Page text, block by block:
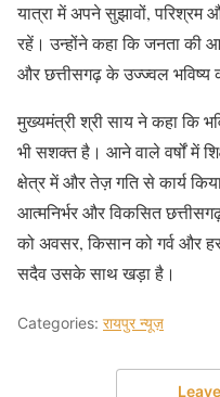
यात्रा में अपने सुझावों, परिश्रम
रहें। उन्होंने कहा कि जनता की
और छत्तीसगढ़ के उज्ज्वल भविष्य
मुख्यमंत्री श्री साय ने कहा कि
भी सशक्त है। आने वाले वर्षों में
क्षेत्र में और तेज़ गति से कार्य
आत्मनिर्भर और विकसित
को अवसर, किसान को गर्व और
सदैव उसके साथ खड़ा है।
Categories: रायपुर न्यूज़